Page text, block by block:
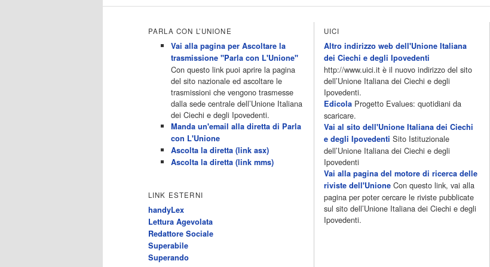
Catfish: False Identita'18:25 -
Ginnaste - […]
Acor3.it
programmiTv - ALL MUSIC 4
Dicembre 2022
Programmi 06.30
Star.Meteo.News 09.30 The
Club 10.00 Deejay chiama Italia
12.00 Inbox 13.00 13.00 All
News 13.05 Inbox 13.30 The
Club 14.00 Community 15.00 All
music loves you 16.00 16.00 All
19.30 19.30 Human Guinea Pigs
20.00 Inbox 21.00 Code
Monkeys 21.30 Sons of Butcher
[…]
Acor3.it
programmiTv - ITALIA 1
Dicembre 2022
PARLA CON L’UNIONE
Vai alla pagina per Ascoltare la
trasmissione "Parla con L'Unione"
Con questo link puoi aprire la pagina
del sito nazionale ed ascoltare le
trasmissioni che vengono trasmesse
dalla sede centrale dell’Unione Italiana
dei Ciechi e degli Ipovedenti.
Manda un'email alla diretta di Parla
con L'Unione
Ascolta la diretta (link asx)
Ascolta la diretta (link mms)
LINK ESTERNI
handyLex
Lettura Agevolata
Redattore Sociale
Superabile
Superando
UICI
Altro indirizzo web dell'Unione Italiana
dei Ciechi e degli Ipovedenti
http://www.uici.it è il nuovo indirizzo del sito
dell’Unione Italiana dei Ciechi e degli
Ipovedenti.
Edicola Progetto Evalues: quotidiani da
scaricare.
Vai al sito dell'Unione Italiana dei Ciechi
e degli Ipovedenti Sito Istituzionale
dell’Unione Italiana dei Ciechi e degli
Ipovedenti
Vai alla pagina del motore di ricerca delle
riviste dell'Unione Con questo link, vai alla
pagina per poter cercare le riviste pubblicate
sul sito dell’Unione Italiana dei Ciechi e degli
Ipovedenti.